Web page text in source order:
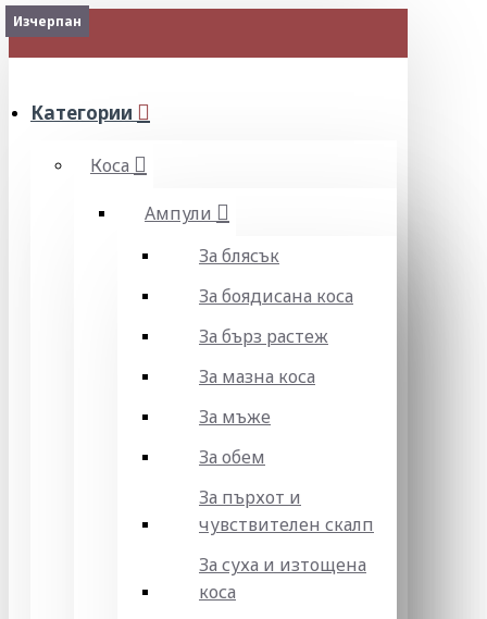
МЕНЮ
Категории
Коса
Ампули
За блясък
За боядисана коса
За бърз растеж
За мазна коса
За мъже
За обем
За пърхот и
чувствителен скалп
За суха и изтощена
коса
Изчерпан
Изчерпан